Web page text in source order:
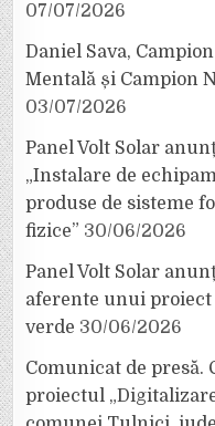
07/07/2026
Daniel Sava,
Mentală și Campion
03/07/2026
Panel Volt Solar
„Instalare de
produse de sisteme
fizice” 30/06/2026
Panel Volt Solar
aferente unui
verde 30/06/2026
Comunicat de presă.
proiectul